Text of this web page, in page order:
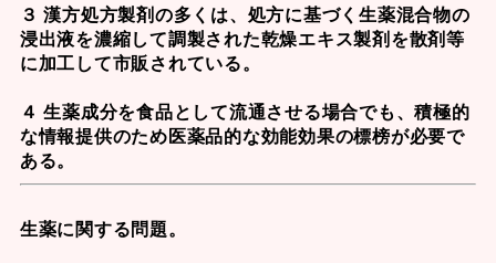
３ 漢方処方製剤の多くは、処方に基づく生薬混合物の
浸出液を濃縮して調製された乾燥エキス製剤を散剤等
に加工して市販されている。
４ 生薬成分を食品として流通させる場合でも、積極的
な情報提供のため医薬品的な効能効果の標榜が必要で
ある。
生薬に関する問題。